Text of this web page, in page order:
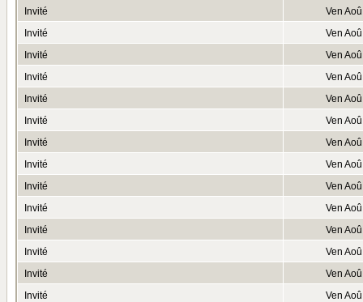
Invité
Ven
Invité
Ven
Invité
Ven
Invité
Ven
Invité
Ven
Invité
Ven
Invité
Ven
Invité
Ven
Invité
Ven
Invité
Ven
Invité
Ven
Invité
Ven
Invité
Ven
Invité
Ven